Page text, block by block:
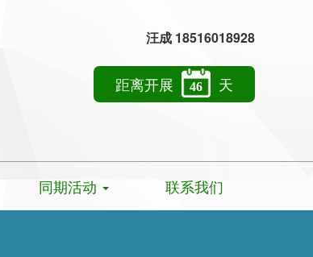
汪成 18516018928
距离开展 46 天
同期活动 联系我们